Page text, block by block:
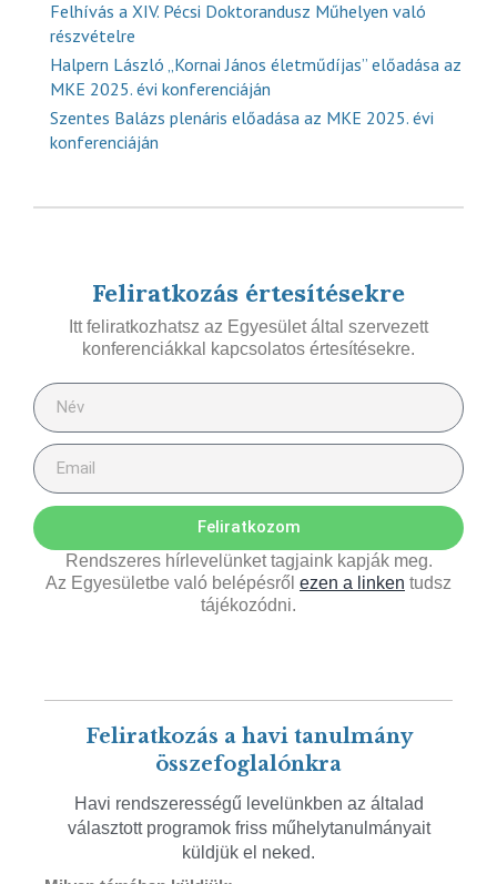
Felhívás a XIV. Pécsi Doktorandusz Műhelyen való
részvételre
Halpern László „Kornai János életműdíjas” előadása az
MKE 2025. évi konferenciáján
Szentes Balázs plenáris előadása az MKE 2025. évi
konferenciáján
Feliratkozás értesítésekre
Itt feliratkozhatsz az Egyesület által szervezett
konferenciákkal kapcsolatos értesítésekre.
Feliratkozom
Rendszeres hírlevelünket tagjaink kapják meg.
Az Egyesületbe való belépésről ezen a linken tudsz
tájékozódni.
Feliratkozás a havi tanulmány
összefoglalónkra
Havi rendszerességű levelünkben az általad
választott programok friss műhelytanulmányait
küldjük el neked.